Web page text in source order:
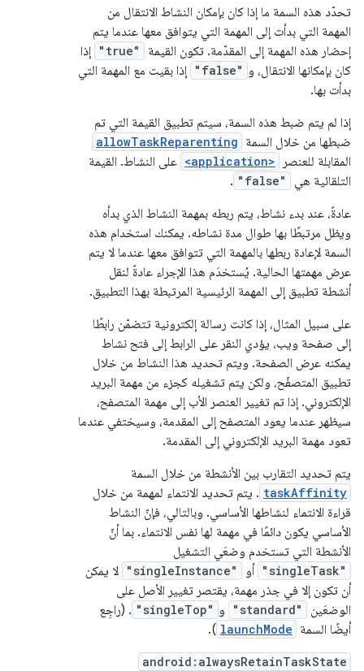
تحدّد هذه السمة ما إذا كان بإمكان النشاط الانتقال من
المهمة التي بدأت إلى المهمة التي يتوافق معها عندما يتم
إحضار هذه المهمة إلى المقدّمة. تكون القيمة
"true"
إذا
كان بإمكانها الانتقال، و "false"
إذا بقيت مع المهمة التي
بدأت بها.
إذا لم يتم ضبط هذه السمة، سيتم تطبيق القيمة التي تم
ضبطها من خلال السمة allowTaskReparenting
المقابلة للعنصر <application> على النشاط. القيمة
التلقائية هي
"false"
.
عادةً، عند بدء نشاط، يتم ربطه بمهمة النشاط الذي بدأه
ويظل مرتبطًا بها طوال مدة نشاطه. يمكنك استخدام هذه
السمة لإعادة ربطها بالمهمة التي تتوافق معها عندما لا يتم
عرض مهمتها الحالية. يُستخدَم هذا الإجراء عادةً لنقل
أنشطة تطبيق إلى المهمة الرئيسية المرتبطة بهذا التطبيق.
على سبيل المثال، إذا كانت رسالة إلكترونية تتضمّن رابطًا
إلى صفحة ويب، يؤدي النقر على الرابط إلى فتح نشاط
يمكنه عرض الصفحة. ويتم تحديد هذا النشاط من خلال
تطبيق المتصفّح، ولكن يتم تشغيله كجزء من مهمة البريد
الإلكتروني. إذا تم تغيير العنصر الأب إلى مهمة المتصفح،
سيظهر عندما يعود المتصفح إلى المقدمة، وسيختفي عندما
تعود مهمة البريد الإلكتروني إلى المقدمة.
يتم تحديد التقارب بين الأنشطة من خلال السمة
taskAffinity . يتم تحديد الانتماء لمهمة من خلال
قراءة الانتماء لنشاطها الأساسي. وبالتالي، فإنّ النشاط
الأساسي يكون دائمًا في مهمة لها نفس الانتماء. بما أنّ
الأنشطة التي تستخدم وضعَي التشغيل
"singleTask" أو "singleInstance" لا يمكن
أن تكون إلا في جذر مهمة، يقتصر تغيير الأصل على
الوضعَين
"standard" و "singleTop" . (راجِع
أيضًا السمة launchMode
).
android:alwaysRetainTaskState